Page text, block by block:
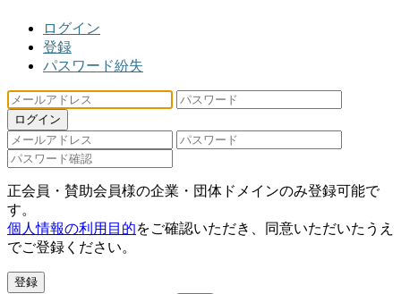
ログイン
登録
パスワード紛失
ログイン
正会員・賛助会員様の企業・団体ドメインのみ登録可能で
す。
個人情報の利用目的をご確認いただき、同意いただいたうえ
でご登録ください。
登録